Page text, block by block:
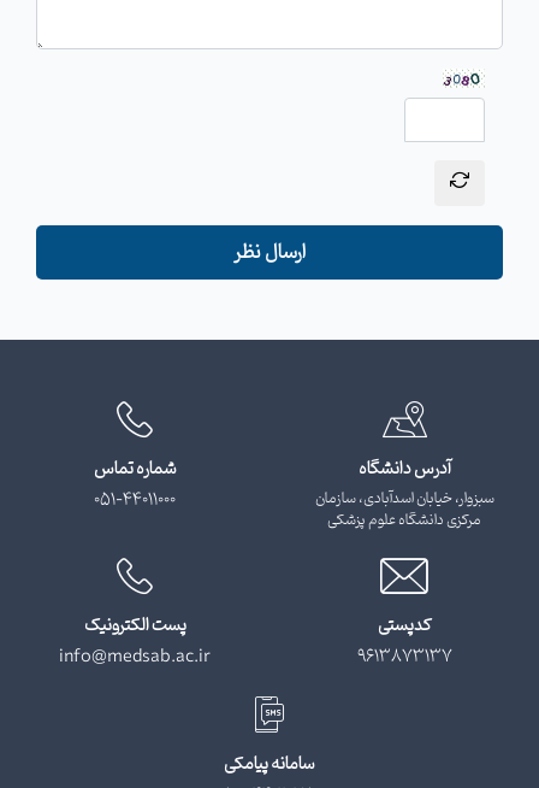
ارسال نظر
آدرس دانشگاه
سبزوار، خیابان اسدآبادی، سازمان
مرکزی دانشگاه علوم پزشکی
شماره تماس
051-44011000
کدپستی
9613873137
پست الکترونیک
info@medsab.ac.ir
سامانه پیامکی